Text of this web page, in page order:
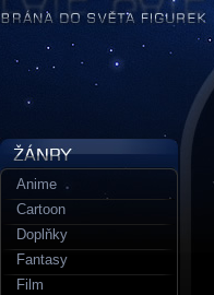
Anime
Cartoon
Doplňky
Fantasy
Film